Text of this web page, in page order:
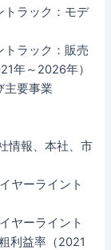
トラック：モデ
ラック：販売
年～2026年）
主要事業
情報、本社、市
ヤーライント
ヤーライント
利益率（2021